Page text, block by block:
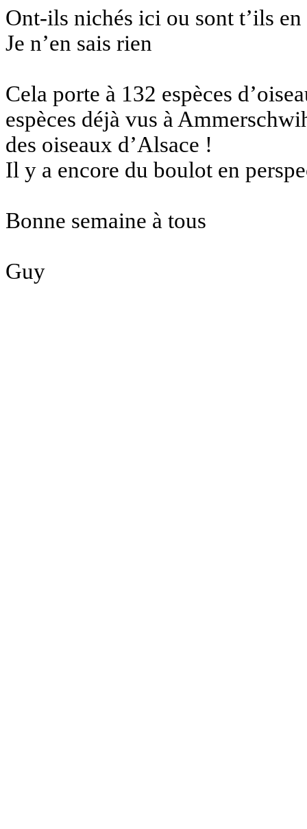
Ont-ils nichés ici ou sont t’ils
Je n’en sais rien
Cela porte à 132 espèces
espèces déjà vus à
des oiseaux d’Alsace !
Il y a encore du boulot en
Bonne semaine à tous
Guy